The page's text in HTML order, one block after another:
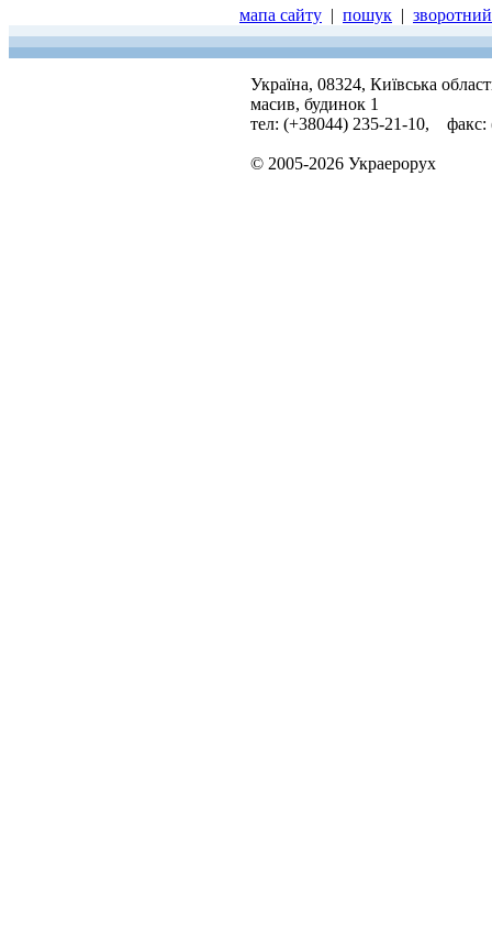
мапа сайту | пошук |
Україна, 08324, Київська
масив, будинок 1
тел: (+38044) 235-21-10, факс:
© 2005-2026 Украерорух